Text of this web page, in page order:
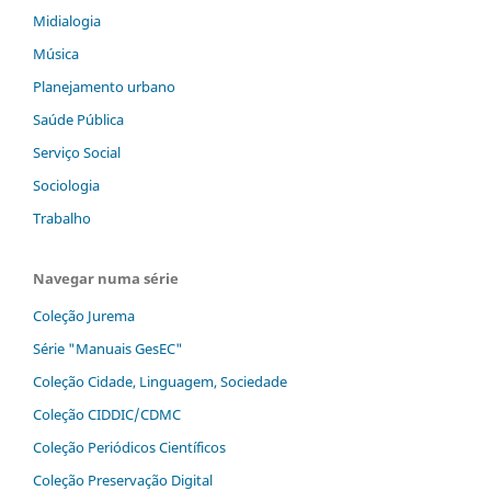
Midialogia
Música
Planejamento urbano
Saúde Pública
Serviço Social
Sociologia
Trabalho
Navegar numa série
Coleção Jurema
Série "Manuais GesEC"
Coleção Cidade, Linguagem, Sociedade
Coleção CIDDIC/CDMC
Coleção Periódicos Científicos
Coleção Preservação Digital